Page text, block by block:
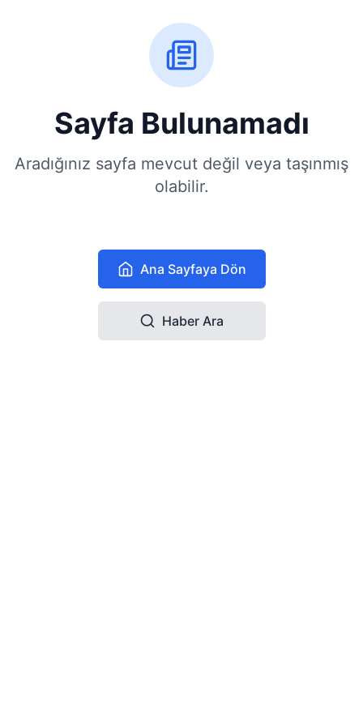
Sayfa Bulunamadı
Aradığınız sayfa mevcut değil veya taşınmış
olabilir.
Ana Sayfaya Dön
Haber Ara